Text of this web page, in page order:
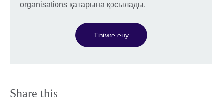
organisations қатарына қосылады.
Тізімге ену
Share this